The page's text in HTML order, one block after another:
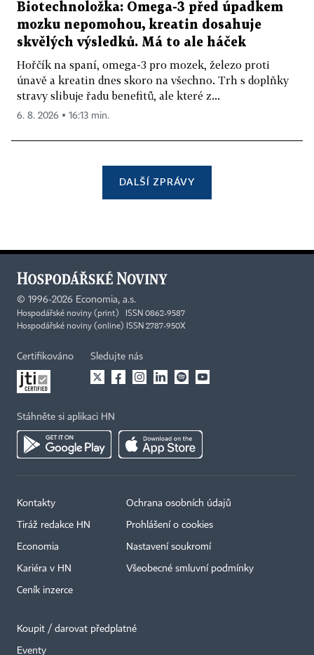
Biotechnoložka: Omega-3 před úpadkem
mozku nepomohou, kreatin dosahuje
skvělých výsledků. Má to ale háček
Hořčík na spaní, omega-3 pro mozek, železo proti
únavě a kreatin dnes skoro na všechno. Trh s doplňky
stravy slibuje řadu benefitů, ale které z...
6. 8. 2026 ▪ 16:13 min.
DALŠÍ ZPRÁVY
© 1996-2026 Economia, a.s.
Hospodářské noviny (print) ISSN 0862-9587
Hospodářské noviny (online) ISSN 2787-950X
Certifikováno Sledujte nás
Stáhněte si aplikaci HN
Kontakty
Tiráž redakce HN
Economia
Kariéra v HN
Ceník inzerce
Ochrana osobních údajů
Prohlášení o cookies
Nastavení soukromí
Všeobecné smluvní podmínky
Koupit / darovat předplatné
Eventy